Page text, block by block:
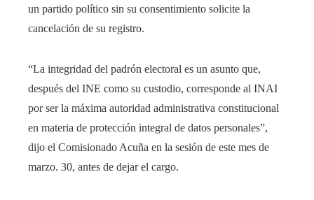
un partido político sin su consentimiento solicite la
cancelación de su registro.
“La integridad del padrón electoral es un asunto que,
después del INE como su custodio, corresponde al INAI
por ser la máxima autoridad administrativa constitucional
en materia de protección integral de datos personales”,
dijo el Comisionado Acuña en la sesión de este mes de
marzo. 30, antes de dejar el cargo.